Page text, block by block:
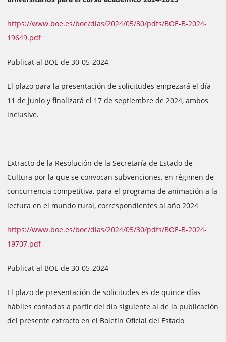
https://www.boe.es/boe/dias/2024/05/30/pdfs/BOE-B-2024-
19649.pdf
Publicat al BOE de 30-05-2024
El plazo para la presentación de solicitudes empezará el día
11 de junio y finalizará el 17 de septiembre de 2024, ambos
inclusive.
Extracto de la Resolución de la Secretaría de Estado de
Cultura por la que se convocan subvenciones, en régimen de
concurrencia competitiva, para el programa de animación a la
lectura en el mundo rural, correspondientes al año 2024
https://www.boe.es/boe/dias/2024/05/30/pdfs/BOE-B-2024-
19707.pdf
Publicat al BOE de 30-05-2024
El plazo de presentación de solicitudes es de quince días
hábiles contados a partir del día siguiente al de la publicación
del presente extracto en el Boletín Oficial del Estado